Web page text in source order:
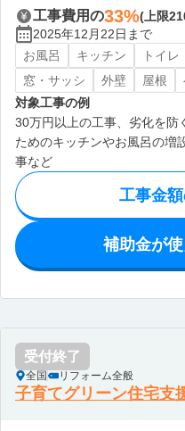
工事費用の33%(上限
2025年12月22日まで
お風呂
キッチン トイレ
窓・サッシ
外壁 屋根
対象工事の例
30万円以上の工事、劣化を防
ためのキッチンやお風呂の増
事など
工事金
補助金が
受付終了
全国 リフォーム全般
子育てグリーン住宅支